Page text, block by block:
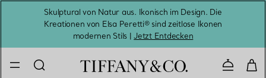
Skulptural von Natur aus. Ikonisch im Design. Die
Kreationen von Elsa Peretti® sind zeitlose Ikonen
modernen Stils |Jetzt Entdecken